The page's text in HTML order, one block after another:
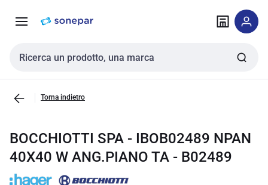
navigazione alla
Cerca input
Torna indietro
BOCCHIOTTI SPA - IBOB02489 NPAN
40X40 W ANG.PIANO TA - B02489